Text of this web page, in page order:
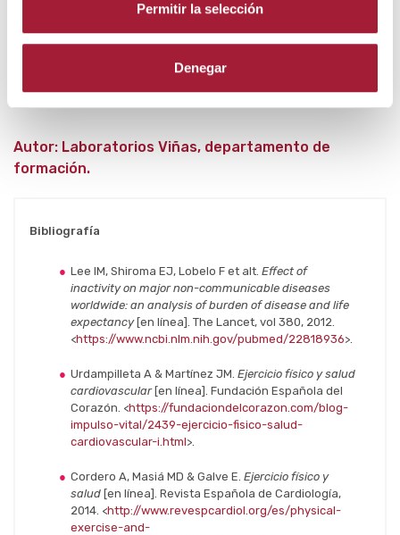
Permitir la selección
Denegar
PDF
2109.08kB
Autor: Laboratorios Viñas, departamento de
formación.
Bibliografía
Lee IM, Shiroma EJ, Lobelo F et alt. Effect of
inactivity on major non-communicable diseases
worldwide: an analysis of burden of disease and life
expectancy[en línea]. The Lancet, vol 380, 2012.
<https://www.ncbi.nlm.nih.gov/pubmed/22818936>.
Urdampilleta A & Martínez JM. Ejercicio físico y salud
cardiovascular[en línea]. Fundación Española del
Corazón. <https://fundaciondelcorazon.com/blog-
impulso-vital/2439-ejercicio-fisico-salud-
cardiovascular-i.html>.
Cordero A, Masiá MD & Galve E. Ejercicio físico y
salud [en línea]. Revista Española de Cardiología,
2014. <http://www.revespcardiol.org/es/physical-
exercise-and-